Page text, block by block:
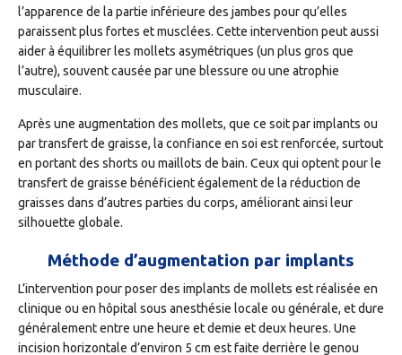
l’apparence de la partie inférieure des jambes pour qu’elles
paraissent plus fortes et musclées. Cette intervention peut aussi
aider à équilibrer les mollets asymétriques (un plus gros que
l’autre), souvent causée par une blessure ou une atrophie
musculaire.
Après une augmentation des mollets, que ce soit par implants ou
par transfert de graisse, la confiance en soi est renforcée, surtout
en portant des shorts ou maillots de bain. Ceux qui optent pour le
transfert de graisse bénéficient également de la réduction de
graisses dans d’autres parties du corps, améliorant ainsi leur
silhouette globale.
Méthode d’augmentation par implants
L’intervention pour poser des implants de mollets est réalisée en
clinique ou en hôpital sous anesthésie locale ou générale, et dure
généralement entre une heure et demie et deux heures. Une
incision horizontale d’environ 5 cm est faite derrière le genou